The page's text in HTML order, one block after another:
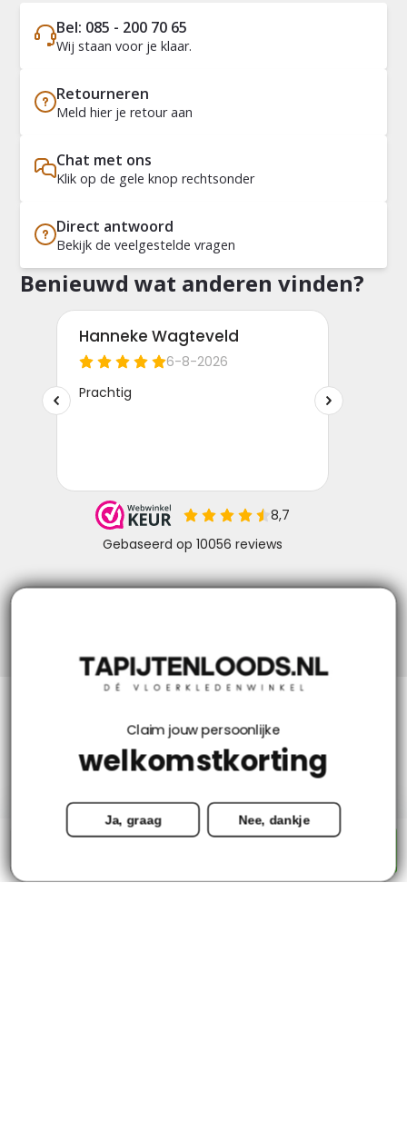
Bel: 085 - 200 70 65
Wij staan voor je klaar.
Retourneren
Meld hier je retour aan
Chat met ons
Klik op de gele knop rechtsonder
Direct antwoord
Bekijk de veelgestelde vragen
Benieuwd wat anderen vinden?
Mijn account
Categorieën
Contact
Claim jouw persoonlijke
welkomstkorting
Ja, graag Nee, dankje